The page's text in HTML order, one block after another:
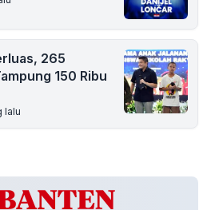
265
150 Ribu
lalu